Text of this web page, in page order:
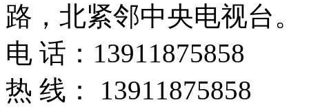
路，北紧邻中央电视台。
电 话： 13911875858
热 线：
13911875858